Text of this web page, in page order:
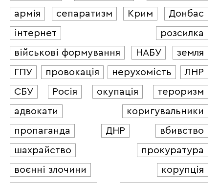
армія
сепаратизм Крим
Донбас
інтернет
розсилка
військові формування
НАБУ
земля
ГПУ
провокація нерухомість
ЛНР
СБУ
Росія окупація
тероризм
адвокати
коригувальники
пропаганда
ДНР
вбивство
шахрайство
прокуратура
воєнні злочини
корупція